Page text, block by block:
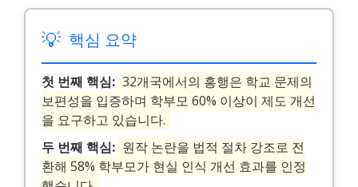
💡 핵심 요약
첫 번째 핵심: 32개국에서의 흥행은 학교 문제의
보편성을 입증하며 학부모 60% 이상이 제도 개선
을 요구하고 있습니다.
두 번째 핵심: 원작 논란을 법적 절차 강조로 전
환해 58% 학부모가 현실 인식 개선 효과를 인정